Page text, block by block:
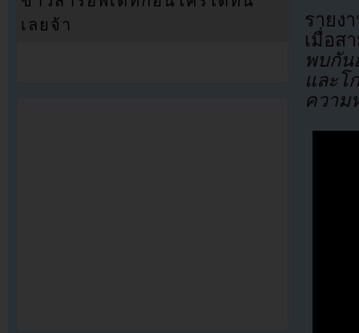
รายง
เมื่อส
พบกัน
และโ
ความ
เลยจ้า